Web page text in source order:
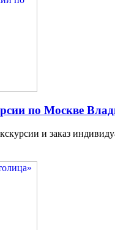
по Москве
и заказ